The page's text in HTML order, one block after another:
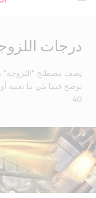
درجات
يصف مصطلح "اللزوجة"
40.